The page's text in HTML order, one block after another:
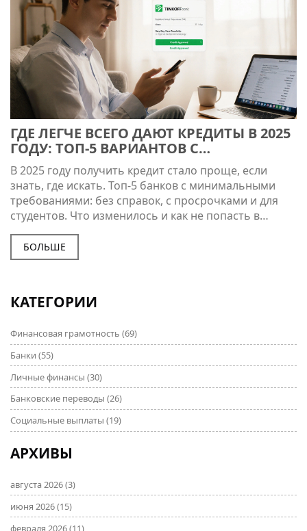
ГДЕ ЛЕГЧЕ ВСЕГО ДАЮТ КРЕДИТЫ В 2025
ГОДУ: ТОП-5 ВАРИАНТОВ С
МИНИМАЛЬНЫМИ ТРЕБОВАНИЯМИ
В 2025 году получить кредит стало проще, если
знать, где искать. Топ-5 банков с минимальными
требованиями: без справок, с просрочками и для
студентов. Что изменилось и как не попасть в
долговую ловушку.
БОЛЬШЕ
КАТЕГОРИИ
Финансовая грамотность (69)
Банки (55)
Личные финансы (30)
Банковские переводы (26)
Социальные выплаты (19)
АРХИВЫ
августа 2026(3)
июня 2026(15)
февраля 2026(11)